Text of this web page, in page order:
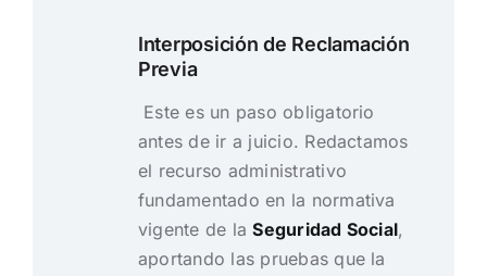
Interposición de Reclamación
Previa
Este es un paso obligatorio
antes de ir a juicio. Redactamos
el recurso administrativo
fundamentado en la normativa
vigente de laSeguridad Social,
aportando las pruebas que la